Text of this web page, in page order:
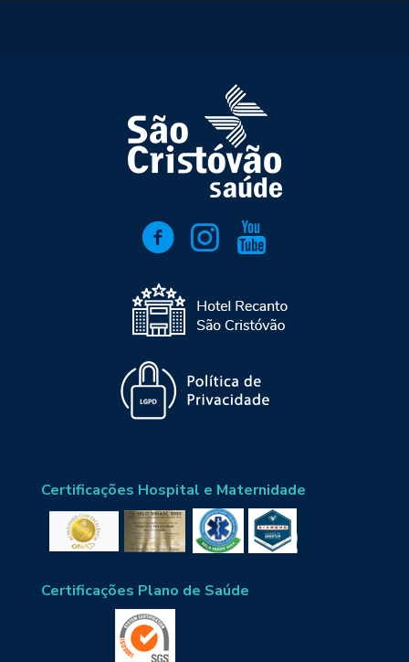
Certificações Hospital e Maternidade
Certificações Plano de Saúde